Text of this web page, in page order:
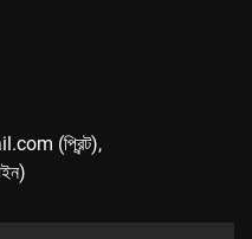
(প্রিন্ট),